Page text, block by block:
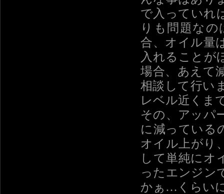
で入っていれ
りも問題な
合、オイル量
入れることが
場合、あえて
相談して行い
レベル近くま
その、アッパ
に減っている
オイル上がり
して単純にオ
ったエンジン
かぁ…くらい